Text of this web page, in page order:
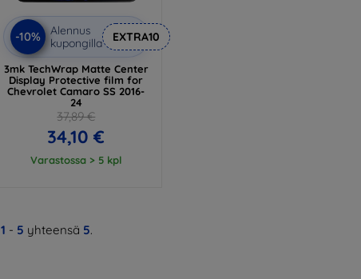
-10%
Alennus
kupongilla
EXTRA10
3mk TechWrap Matte Center
Display Protective film for
Chevrolet Camaro SS 2016-
24
37,89 €
34,10 €
Varastossa > 5 kpl
1 - 5 yhteensä 5.